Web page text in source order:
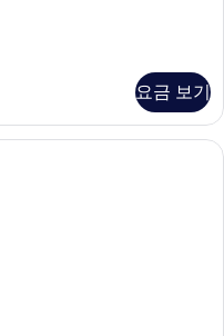
요금 보기
임전용 객실 (조식 2인 포함) | 책